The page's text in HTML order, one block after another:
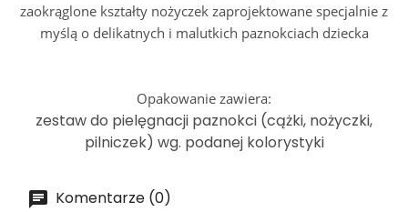
zaokrąglone kształty nożyczek zaprojektowane specjalnie z
myślą o delikatnych i malutkich paznokciach dziecka
Opakowanie zawiera:
zestaw do pielęgnacji paznokci (cążki, nożyczki,
pilniczek) wg. podanej kolorystyki
Komentarze (0)